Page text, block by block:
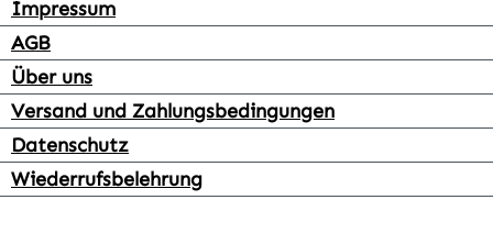
Impressum
AGB
Über uns
Versand und Zahlungsbedingungen
Datenschutz
Wiederrufsbelehrung